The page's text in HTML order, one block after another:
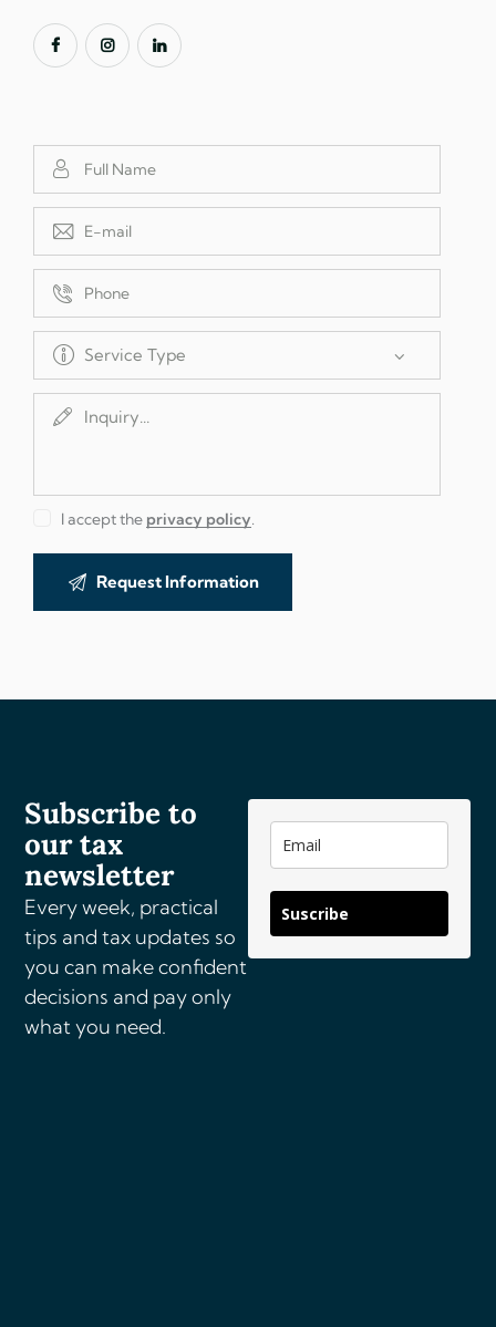
I accept the privacy policy.
e
t
i
e
:
Subscribe to
our tax
newsletter
Every week, practical
tips and tax updates so
you can make confident
decisions and pay only
what you need.
Suscribe